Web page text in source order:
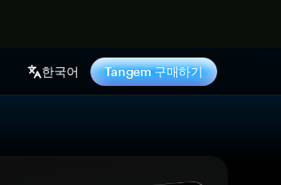
한국어 Tangem 구매하기